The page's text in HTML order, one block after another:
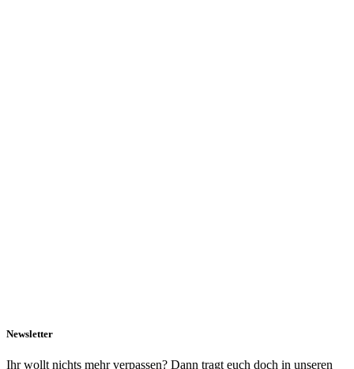
Newsletter
Ihr wollt nichts mehr verpassen? Dann tragt euch doch in unseren